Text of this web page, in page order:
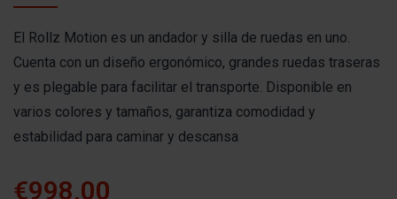
El Rollz Motion es un andador y silla de ruedas en uno.
Cuenta con un diseño ergonómico, grandes ruedas traseras
y es plegable para facilitar el transporte. Disponible en
varios colores y tamaños, garantiza comodidad y
estabilidad para caminar y descansa
€998,00